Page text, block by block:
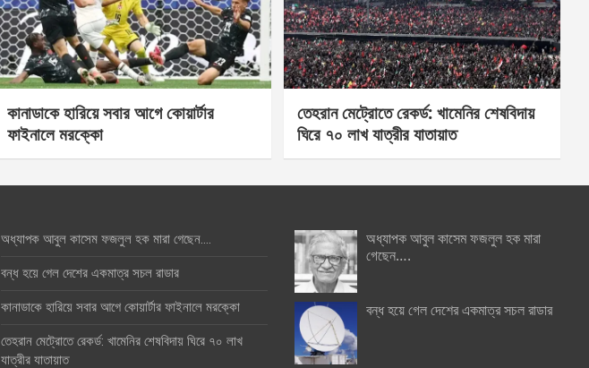
কানাডাকে হারিয়ে সবার আগে কোয়ার্টার
ফাইনালে মরক্কো
তেহরান মেট্রোতে রেকর্ড: খামেনির শেষবিদায়
ঘিরে ৭০ লাখ যাত্রীর যাতায়াত
অধ্যাপক আবুল কাসেম ফজলুল হক মারা গেছেন….
বন্ধ হয়ে গেল দেশের একমাত্র সচল রাডার
কানাডাকে হারিয়ে সবার আগে কোয়ার্টার ফাইনালে মরক্কো
তেহরান মেট্রোতে রেকর্ড: খামেনির শেষবিদায় ঘিরে ৭০ লাখ
যাত্রীর যাতায়াত
অধ্যাপক আবুল কাসেম ফজলুল হক মারা
গেছেন….
বন্ধ হয়ে গেল দেশের একমাত্র সচল রাডার